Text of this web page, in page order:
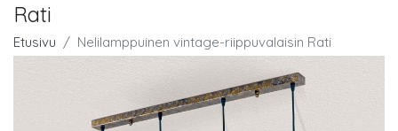
Rati
Etusivu Nelilamppuinen vintage-riippuvalaisin Rati